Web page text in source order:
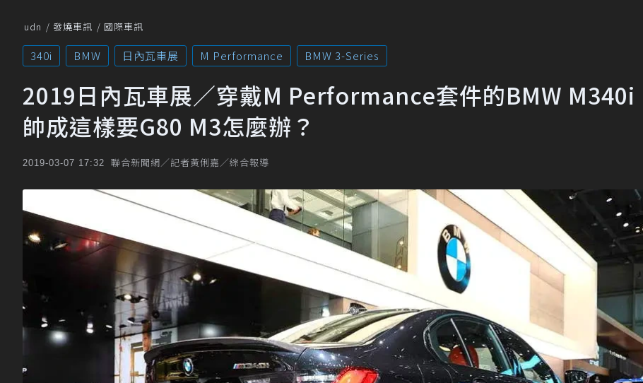
udn 發燒車訊 國際車訊
340i BMW 日內瓦車展 M Performance BMW 3-Series
2019日內瓦車展／穿戴M Performance套件的BMW M340i
帥成這樣要G80 M3怎麼辦？
2019-03-07 17:32 聯合新聞網／記者黃俐嘉／綜合報導